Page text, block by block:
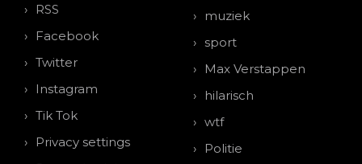
RSS
Facebook
Twitter
Instagram
Tik Tok
Privacy settings
muziek
sport
Max Verstappen
hilarisch
wtf
Politie